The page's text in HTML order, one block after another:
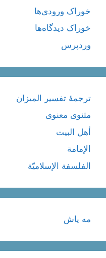
خوراک ورودی‌ها
خوراک دیدگاه‌ها
وردپرس
ترجمۀ تفسیر المیزان
مثنوی معنوی
أهل البيت
الإمامة
الفلسفة الإسلاميّة
مه پاش